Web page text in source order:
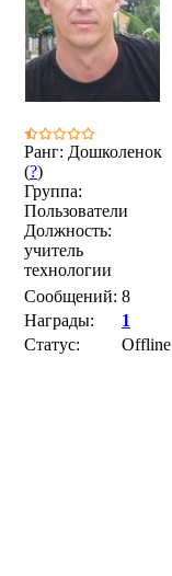
Ранг: Дошколенок
(?)
Группа:
Пользователи
Должность:
учитель
технологии
Сообщений: 8
Награды:
1
Статус:
Offline